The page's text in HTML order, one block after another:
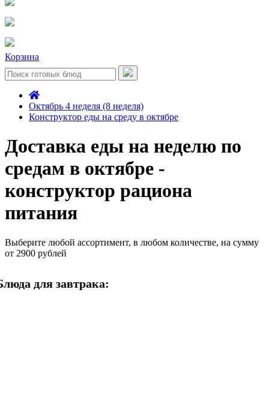
Корзина
Октябрь 4 неделя (8 неделя)
Конструктор еды на среду в октябре
Доставка еды на неделю по
средам в октябре -
конструктор рациона
питания
Выберите любой ассортимент, в любом количестве, на сумму
от 2900 рублей
для завтрака: